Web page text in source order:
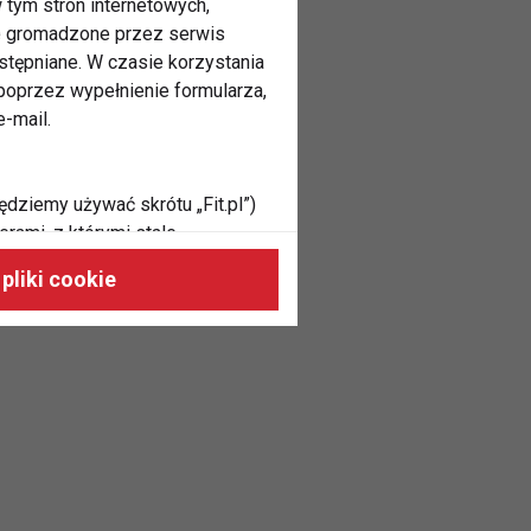
tym stron internetowych,
gromadzone przez serwis
W czasie korzystania
wypełnienie formularza,
mail.
używać skrótu „Fit.pl”)
z którymi stale
oraz do
odpowiadać Twoim
cookie